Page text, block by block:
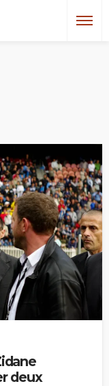
deux